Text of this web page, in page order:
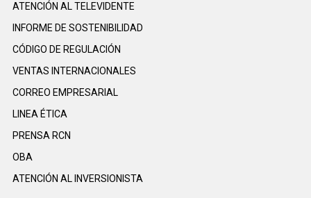
ATENCIÓN AL TELEVIDENTE
INFORME DE SOSTENIBILIDAD
CÓDIGO DE REGULACIÓN
VENTAS INTERNACIONALES
CORREO EMPRESARIAL
LINEA ÉTICA
PRENSA RCN
OBA
ATENCIÓN AL INVERSIONISTA